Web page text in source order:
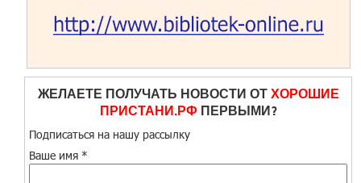
ЖЕЛАЕТЕ ПОЛУЧАТЬ НОВОСТИ ОТ ХОРОШИЕ
ПРИСТАНИ.РФ ПЕРВЫМИ?
Подписаться на нашу рассылку
Ваше имя *